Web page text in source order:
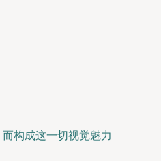
构成这一切视觉魅力